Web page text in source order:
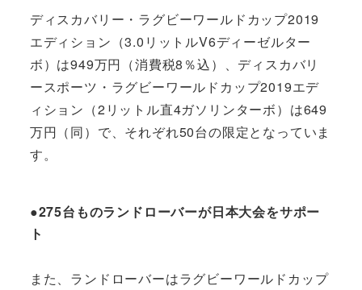
ディスカバリー・ラグビーワールドカップ2019
エディション（3.0リットルV6ディーゼルター
ボ）は949万円（消費税8％込）、ディスカバリ
ースポーツ・ラグビーワールドカップ2019エデ
ィション（2リットル直4ガソリンターボ）は649
万円（同）で、それぞれ50台の限定となっていま
す。
●275台ものランドローバーが日本大会をサポー
ト
また、ランドローバーはラグビーワールドカップ